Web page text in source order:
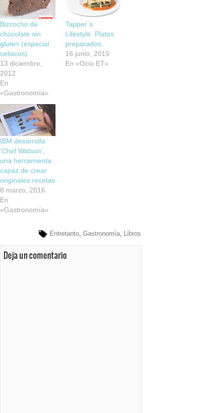
Bizcocho de
chocolate sin
gluten (especial
celiacos)
13 diciembre,
2012
En
«Gastronomía»
Tapper´s
Lifestyle. Platos
preparados.
16 junio, 2015
En «Ocio ET»
IBM desarrolla
‘Chef Watson’,
una herramienta
capaz de crear
originales recetas
8 marzo, 2016
En
«Gastronomía»
Entretanto, Gastronomía, Libros
Deja un comentario